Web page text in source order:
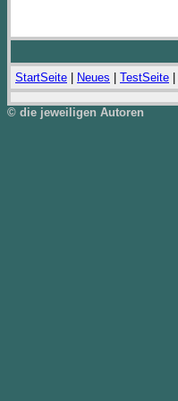
StartSeite Neues TestSeite
© die jeweiligen Autoren